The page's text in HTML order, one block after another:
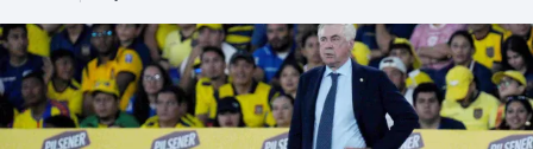
Cyklistika
DALŠÍ SPORTY